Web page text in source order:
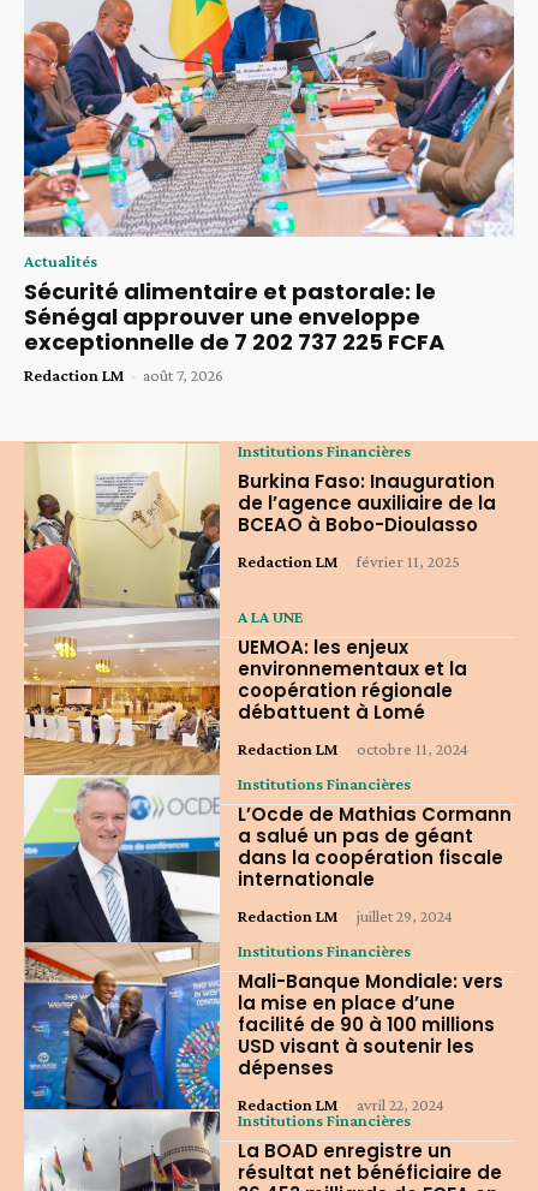
Actualités
Sécurité alimentaire et pastorale: le
Sénégal approuver une enveloppe
exceptionnelle de 7 202 737 225 FCFA
Redaction LM - août 7, 2026
Institutions Financières
Burkina Faso: Inauguration
de l’agence auxiliaire de la
BCEAO à Bobo-Dioulasso
Redaction LM - février 11, 2025
A LA UNE
UEMOA: les enjeux
environnementaux et la
coopération régionale
débattuent à Lomé
Redaction LM - octobre 11, 2024
Institutions Financières
L’Ocde de Mathias Cormann
a salué un pas de géant
dans la coopération fiscale
internationale
Redaction LM - juillet 29, 2024
Institutions Financières
Mali-Banque Mondiale: vers
la mise en place d’une
facilité de 90 à 100 millions
USD visant à soutenir les
dépenses
Redaction LM - avril 22, 2024
Institutions Financières
La BOAD enregistre un
résultat net bénéficiaire de